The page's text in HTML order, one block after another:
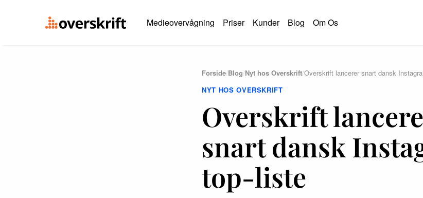
Medieovervågning Priser Kunder Blog Om Os
Forside/Blog/Nyt hos Overskrift/Overskrift lancerer snart dansk
NYT HOS OVERSKRIFT
Overskrift
snart dansk
top-liste